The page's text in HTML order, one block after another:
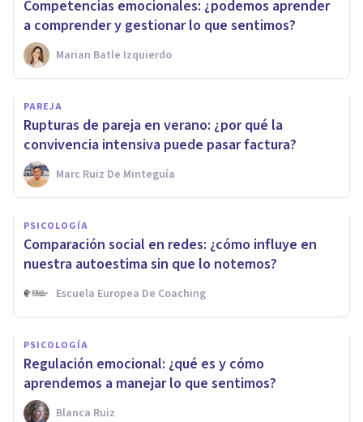
Competencias emocionales: ¿podemos aprender
a comprender y gestionar lo que sentimos?
Marian Batle Izquierdo
PAREJA
Rupturas de pareja en verano: ¿por qué la
convivencia intensiva puede pasar factura?
Marc Ruiz De Minteguía
PSICOLOGÍA
Comparación social en redes: ¿cómo influye en
nuestra autoestima sin que lo notemos?
Escuela Europea De Coaching
PSICOLOGÍA
Regulación emocional: ¿qué es y cómo
aprendemos a manejar lo que sentimos?
Blanca Ruiz